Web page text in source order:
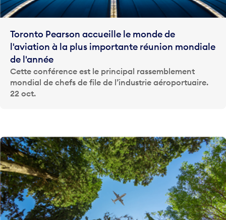
Toronto Pearson accueille le monde de
l'aviation à la plus importante réunion mondiale
de l'année
Cette conférence est le principal rassemblement
mondial de chefs de file de l’industrie aéroportuaire.
22 oct.